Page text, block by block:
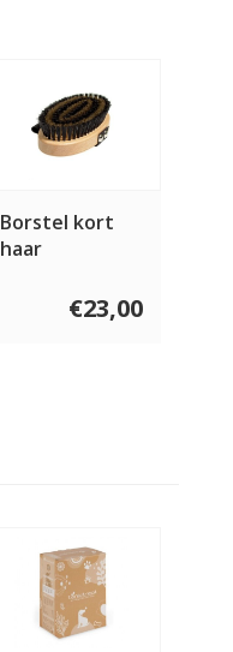
Borstel kort
haar
€23,00